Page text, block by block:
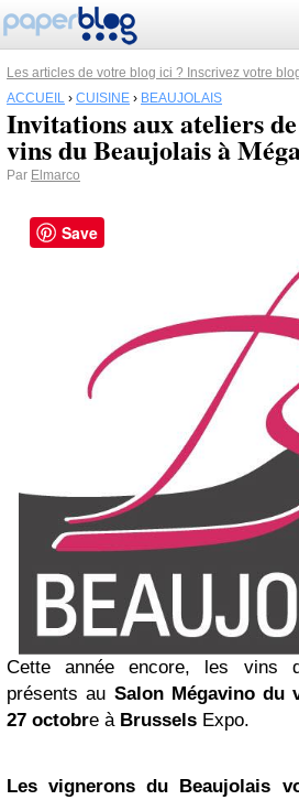
Les articles de votre blog ici ? Inscrivez votre
ACCUEIL › CUISINE › BEAUJOLAIS
Invitations aux ateliers
vins du Beaujolais à
Par Elmarco
Cette année encore, les vins
présents au Salon Mégavino du
27 octobre à Brussels Expo.
Les vignerons du Beaujolais
Save